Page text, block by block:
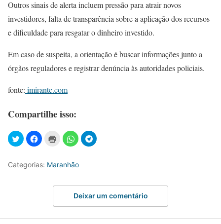
Outros sinais de alerta incluem pressão para atrair novos
investidores, falta de transparência sobre a aplicação dos recursos
e dificuldade para resgatar o dinheiro investido.
Em caso de suspeita, a orientação é buscar informações junto a
órgãos reguladores e registrar denúncia às autoridades policiais.
fonte: imirante.com
Compartilhe isso:
Categorias: Maranhão
Deixar um comentário